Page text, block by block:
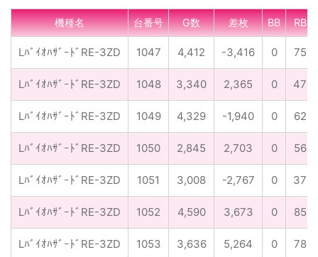
機種名 台番号 G数 差枚 BB RB
LﾊﾞｲｵﾊｻﾞｰﾄﾞRE-3ZD 1047 4,412 -3,416 0 75
LﾊﾞｲｵﾊｻﾞｰﾄﾞRE-3ZD 1048 3,340 2,365 0 47
LﾊﾞｲｵﾊｻﾞｰﾄﾞRE-3ZD 1049 4,329 -1,940 0 62
LﾊﾞｲｵﾊｻﾞｰﾄﾞRE-3ZD 1050 2,845 2,703 0 56
LﾊﾞｲｵﾊｻﾞｰﾄﾞRE-3ZD 1051 3,008 -2,767 0 37
LﾊﾞｲｵﾊｻﾞｰﾄﾞRE-3ZD 1052 4,590 3,673 0 85
LﾊﾞｲｵﾊｻﾞｰﾄﾞRE-3ZD 1053 3,636 5,264 0 78